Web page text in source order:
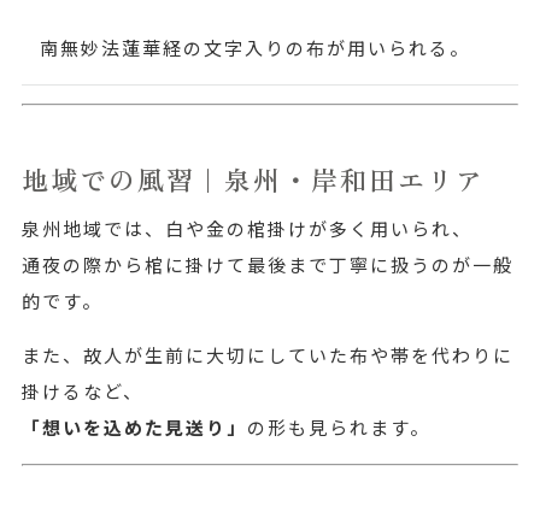
南無妙法蓮華経の文字入りの布が用いられる。
地域での風習｜泉州・岸和田エリア
泉州地域では、白や金の棺掛けが多く用いられ、
通夜の際から棺に掛けて最後まで丁寧に扱うのが一般
的です。
また、故人が生前に大切にしていた布や帯を代わりに
掛けるなど、
「想いを込めた見送り」 の形も見られます。